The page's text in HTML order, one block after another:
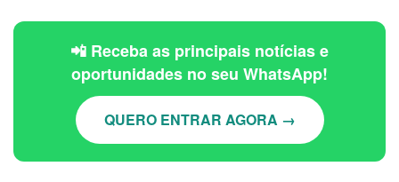
📲 Receba as principais notícias e
oportunidades no seu WhatsApp!
QUERO ENTRAR AGORA →